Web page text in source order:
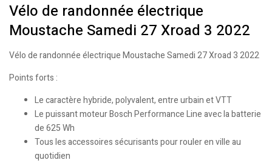
Vélo de randonnée électrique
Moustache Samedi 27 Xroad 3 2022
Vélo de randonnée électrique Moustache Samedi 27 Xroad 3 2022
Points forts :
Le caractère hybride, polyvalent, entre urbain et VTT
Le puissant moteur Bosch Performance Line avec la batterie
de 625 Wh
Tous les accessoires sécurisants pour rouler en ville au
quotidien